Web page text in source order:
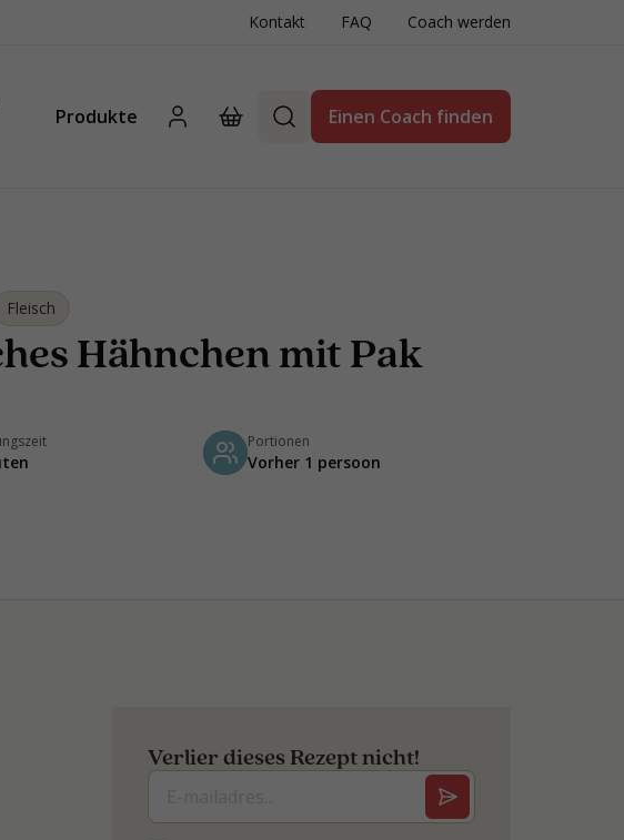
Kontakt FAQ Coach werden
Produkte Einen Coach finden
Fleisch
Hähnchen mit Pak
Portionen
Vorher 1 persoon
Verlier dieses Rezept nicht!